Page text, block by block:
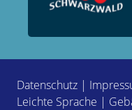
Datenschutz |
Leichte Sprache |